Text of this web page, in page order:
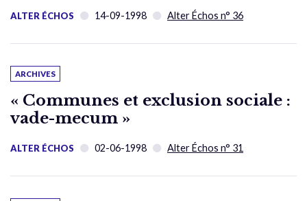
ALTER ÉCHOS 14-09-1998 Alter Échos n° 36
ARCHIVES
« Communes et exclusion sociale :
vade-mecum »
ALTER ÉCHOS 02-06-1998 Alter Échos n° 31